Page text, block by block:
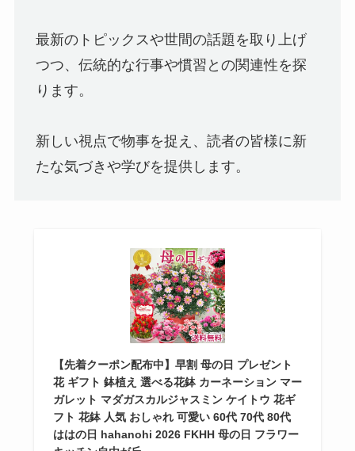
最新のトピックスや世間の話題を取り上げ
つつ、伝統的な行事や慣習との関連性を探
ります。
新しい視点で物事を捉え、読者の皆様に新
たな気づきや学びを提供します。
【先着クーポン配布中】早割 母の日 プレゼント
花 ギフト 鉢植え 選べる花鉢 カーネーション マー
ガレット マダガスカルジャスミン ケイトウ 花ギ
フト 花鉢 人気 おしゃれ 可愛い 60代 70代 80代
ははの日 hahanohi 2026 FKHH 母の日 フラワー